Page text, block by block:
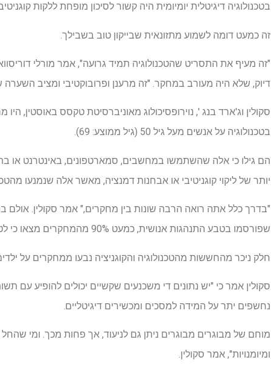
בטכנולוגיה דיגיטלית יומיומית היה קשור לסיכון מופחת ללקות
זה כמעט דומה לשמוע מתזונאית שבייקון טוב בשבילך.
"זה מעיף את התסריט שהטכנולוגיה תמיד גרועה", אמר מורלי
דיוק, שלא היה מעורב במחקר. "זה מרענן ופרובוקטיבי ומציב
סקולין וג'ארד בנג ', נוירופסיכולוג מאוניברסיטת טקסס
בטכנולוגיה על אנשים מעל גיל 50 (גיל ממוצע: 69).
הם גילו כי אלה שהשתמשו במחשבים, סמארטפונים, באינטרנט או
יותר של ליקוי קוגניטיבי או אבחנות דמנציה, מאשר אלה שנמנעו
שפורסמו בטבע התנהגות אנושית, כמעט 90% מהמחקרים מצאו כי לטכנולוגיה יש השפעה קוגניטיבית מגנה.
חלק ניכר מהחששות מהטכנולוגיה והקוגניציה נבעו ממחקרים על
סקולין אמר כי "יש נתונים די משכנעים שקשיים יכולים להופיע עם
נחשפים יתר על המידה למסכים ומכשירים דיגיטליים.
מוחם של מבוגרים מבוגרים ניתן גם לניעוד, אך פחות מכך. ומי
ומיומנויות", אמר סקולין.